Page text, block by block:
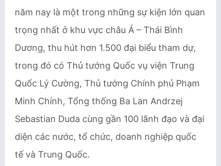
năm nay là một trong những sự kiện lớn quan
trọng nhất ở khu vực châu Á – Thái Bình
Dương, thu hút hơn 1.500 đại biểu tham dự,
trong đó có Thủ tướng Quốc vụ viện Trung
Quốc Lý Cường, Thủ tướng Chính phủ Phạm
Minh Chính, Tổng thống Ba Lan Andrzej
Sebastian Duda cùng gần 100 lãnh đạo và đại
diện các nước, tổ chức, doanh nghiệp quốc
tế và Trung Quốc.